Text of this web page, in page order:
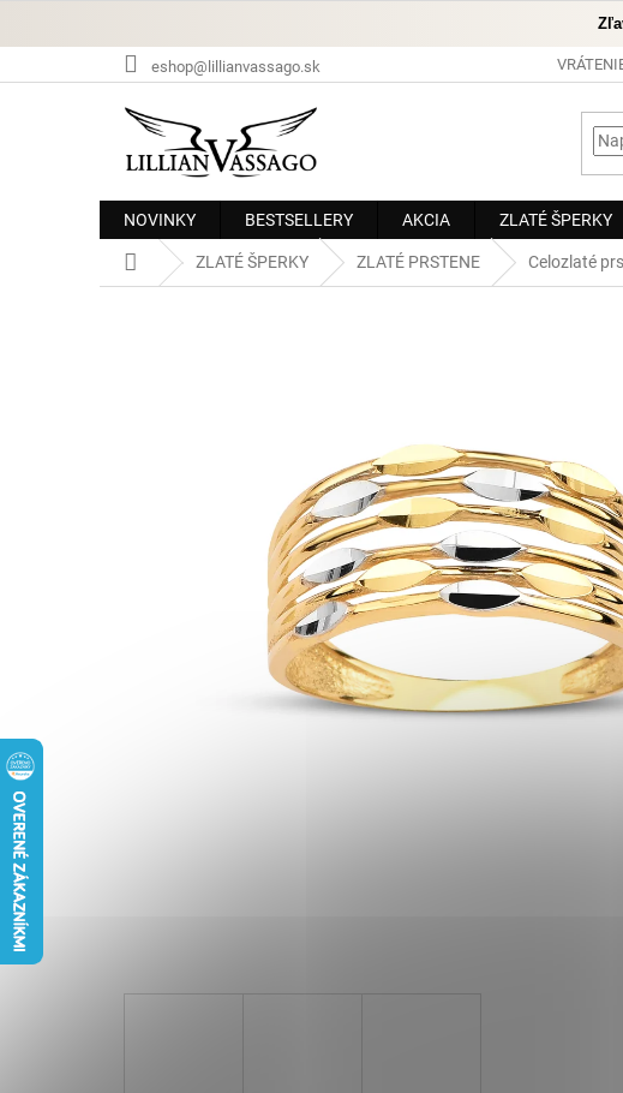
eshop@lillianvassago.sk
NOVINKY BESTSELLERY AKCIA ZLATÉ ŠPERKY
DomovZLATÉ ŠPERKY ZLATÉ PRSTENE Celozlaté